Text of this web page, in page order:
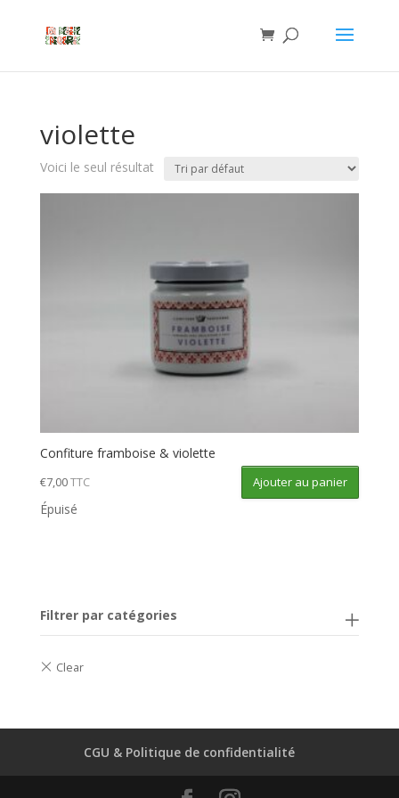
violette
Voici le seul résultat
Confiture framboise & violette
€7,00TTC Ajouter au panier
Épuisé
Filtrer par catégories
CGU & Politique de confidentialité